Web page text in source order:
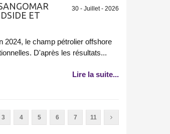
30 - Juillet - 2026
ET
2024, le champ pétrolier offshore
D'après les résultats...
Lire la suite...
3 4 5 6 7 11